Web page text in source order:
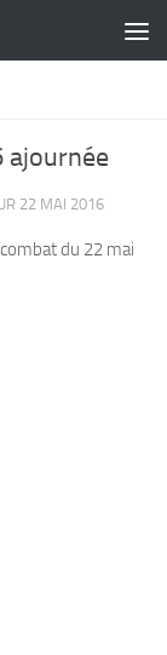
ajournée
22 MAI 2016
du 22 mai